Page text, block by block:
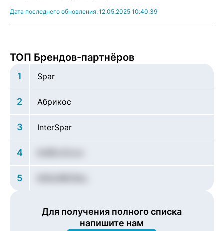
Дата последнего обновления:12.05.2025 10:40:39
ТОП Брендов-партнёров
1 Spar
2 Абрикос
3 InterSpar
4
5
Для получения полного списка
напишите нам